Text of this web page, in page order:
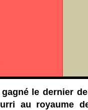
gagné le dernier
au royaume